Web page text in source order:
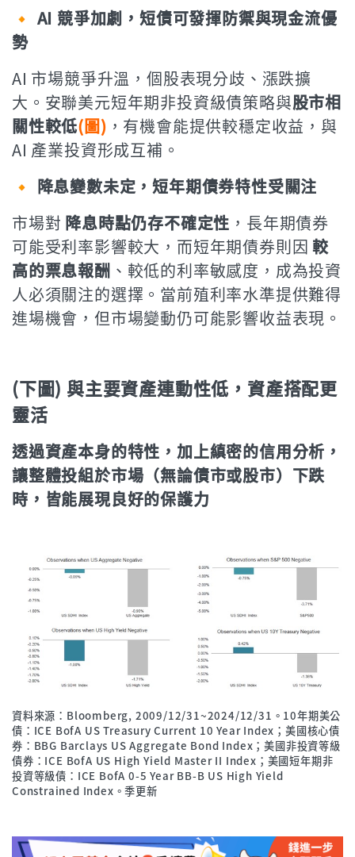
🔸 AI 競爭加劇，短債可發揮防禦與現金流優
勢
AI 市場競爭升溫，個股表現分歧、漲跌擴
大。安聯美元短年期非投資級債策略與股市相
關性較低(圖) ，有機會能提供較穩定收益，與
AI 產業投資形成互補。
🔸 降息變數未定，短年期債券特性受關注
市場對 降息時點仍存不確定性 ，長年期債券
可能受利率影響較大，而短年期債券則因較
高的票息報酬 、較低的利率敏感度，成為投資
人必須關注的選擇。當前殖利率水準提供難得
進場機會，但市場變動仍可能影響收益表現。
(下圖) 與主要資產連動性低，資產搭配更
靈活
透過資產本身的特性，加上縝密的信用分析，
讓整體投組於市場（無論債市或股市）下跌
時，皆能展現良好的保護力
資料來源：Bloomberg, 2009/12/31~2024/12/31。10年期美公
債：ICE BofA US Treasury Current 10 Year Index；美國核心債
券：BBG Barclays US Aggregate Bond Index；美國非投資等級
債券：ICE BofA US High Yield Master II Index；美國短年期非
投資等級債：ICE BofA 0-5 Year BB-B US High Yield
Constrained Index。季更新